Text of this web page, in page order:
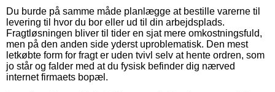
Du burde på samme måde planlægge at bestille varerne til
levering til hvor du bor eller ud til din arbejdsplads.
Fragtløsningen bliver til tider en sjat mere omkostningsfuld,
men på den anden side yderst uproblematisk. Den mest
letkøbte form for fragt er uden tvivl selv at hente ordren, som
jo står og falder med at du fysisk befinder dig nærved
internet firmaets bopæl.